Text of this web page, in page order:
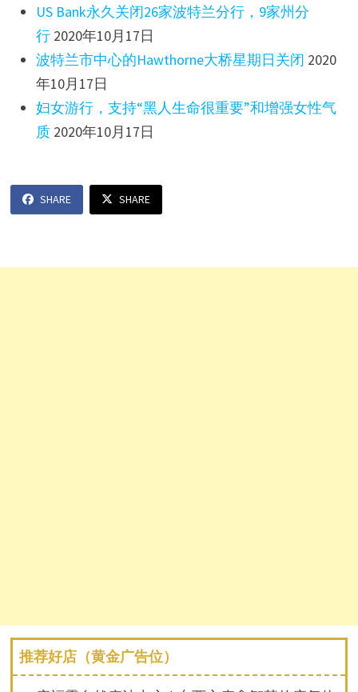
US Bank永久关闭26家波特兰分行，9家州分
行 2020年10月17日
波特兰市中心的Hawthorne大桥星期日关闭 2020
年10月17日
妇女游行，支持“黑人生命很重要”和增强女性气
质 2020年10月17日
SHARE SHARE
推荐好店（黄金广告位）